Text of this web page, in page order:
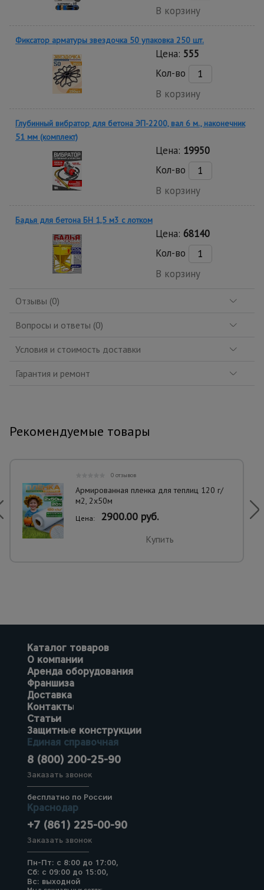
В корзину
Фиксатор арматуры звездочка 50 упаковка 250 шт.
Цена: 555
Кол-во
В корзину
Глубинный вибратор для бетона ЭП-2200, вал 6 м., наконечник
51 мм (комплект)
Цена: 19950
Кол-во
В корзину
Бадья для бетона БН 1,5 м3 с лотком
Цена: 68140
Кол-во
В корзину
Отзывы (0)
Вопросы и ответы (0)
Условия и стоимость доставки
Гарантия и ремонт
Рекомендуемые товары
0 отзывов
Армированная пленка для теплиц 120 г/
м2, 2х50м
Цена: 2900.00 руб.
Купить
Каталог товаров
О компании
Аренда оборудования
Франшиза
Доставка
Контакты
Статьи
Защитные конструкции
Единая справочная
8 (800) 200-25-90
Заказать звонок
бесплатно по России
Краснодар
+7 (861) 225-00-90
Заказать звонок
Пн-Пт: с 8:00 до 17:00,
Сб: с 09:00 до 15:00,
Вс: выходной